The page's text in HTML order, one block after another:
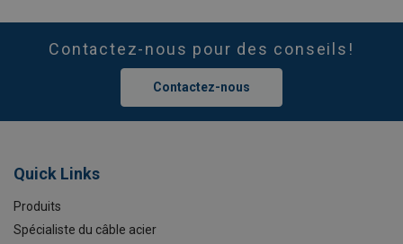
Contactez-nous pour des conseils!
Contactez-nous
Quick Links
Produits
Spécialiste du câble acier